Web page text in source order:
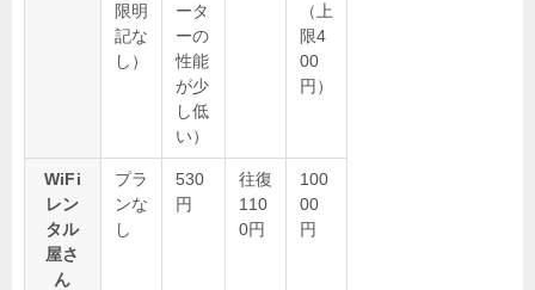
限明
記な
し）
ータ
ーの
性能
が少
し低
い）
（上
限4
00
円）
WiFi
レン
タル
屋さ
ん
プラ
ンな
し
530
円
往復
110
0円
100
00
円